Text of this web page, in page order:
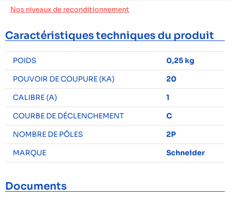
Nos niveaux de reconditionnement
Caractéristiques techniques du produit
POIDS
0,25 kg
POUVOIR DE COUPURE (KA)
20
CALIBRE (A)
1
COURBE DE DÉCLENCHEMENT
C
NOMBRE DE PÔLES
2P
MARQUE
Schneider
Documents